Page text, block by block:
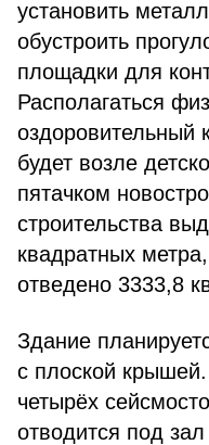
установить
обустроить
площадки для
Располагаться
оздоровительный
будет возле
пятачком
строительства
квадратных
отведено 3333,8
Здание
с плоской крышей.
четырёх
отводится под